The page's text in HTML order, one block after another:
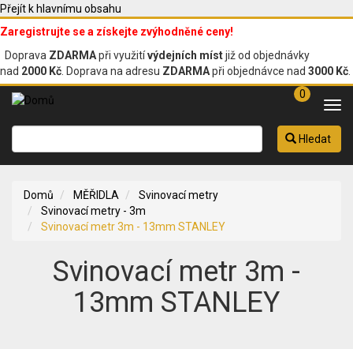
Přejít k hlavnímu obsahu
Zaregistrujte se a získejte zvýhodněné ceny!
Doprava ZDARMApři využitívýdejních místjiž od objednávky
nad 2000 Kč . Doprava na adresu ZDARMApři objednávce nad 3000 Kč
0
Hledat
Domů MĚŘIDLA
Svinovací metry
Svinovací metry - 3m
Svinovací metr 3m - 13mm STANLEY
Svinovací metr 3m -
13mm STANLEY